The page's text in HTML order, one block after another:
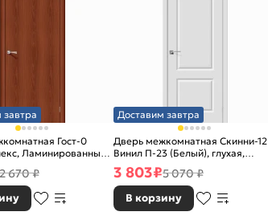
завтра
Гост-0
Ламинированные
глухая,
2 670 ₽
Доставим завтра
Дверь межкомнатная Скинни-12
Винил П-23 (Белый), глухая,
скиновая
3 803₽5 070 ₽
В корзину